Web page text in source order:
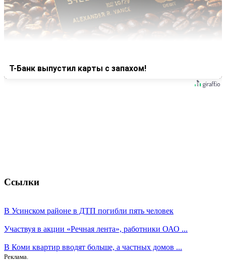
Т-Банк выпустил карты с запахом!
Ссылки
В Усинском районе в ДТП погибли пять человек
Участвуя в акции «Речная лента», работники ОАО ...
В Коми квартир вводят больше, а частных домов ...
Реклама.